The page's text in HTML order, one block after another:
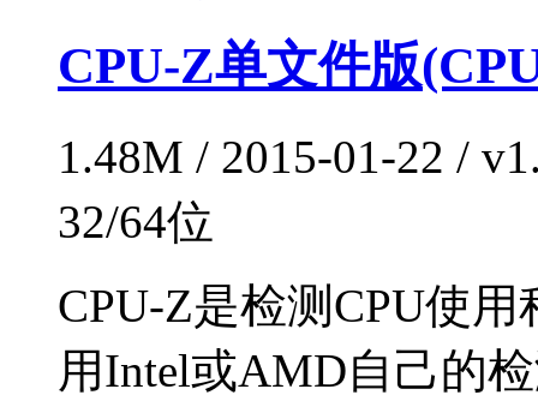
CPU-Z单文件版
1.48M / 2015-01-22 /
32/64位
CPU-Z是检测CPU使
用Intel或AMD自己的